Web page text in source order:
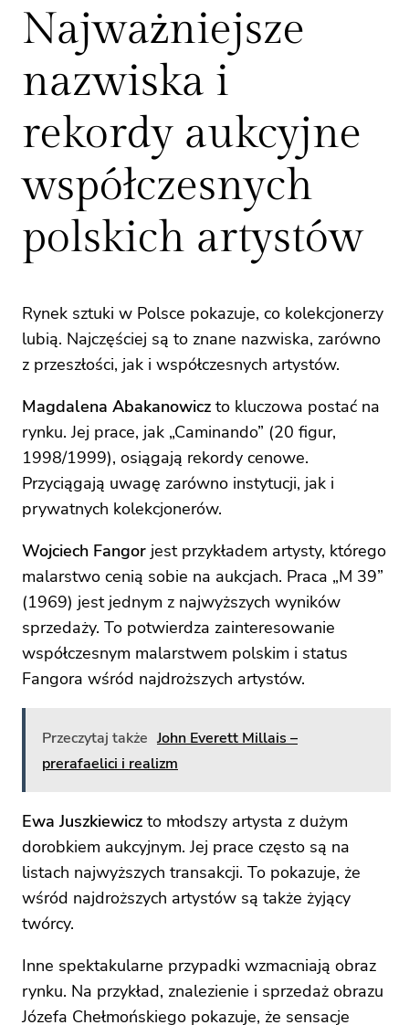
Najważniejsze
nazwiska i
rekordy aukcyjne
współczesnych
polskich artystów
Rynek sztuki w Polsce pokazuje, co kolekcjonerzy
lubią. Najczęściej są to znane nazwiska, zarówno
z przeszłości, jak i współczesnych artystów.
Magdalena Abakanowicz to kluczowa postać na
rynku. Jej prace, jak „Caminando” (20 figur,
1998/1999), osiągają rekordy cenowe.
Przyciągają uwagę zarówno instytucji, jak i
prywatnych kolekcjonerów.
Wojciech Fangor jest przykładem artysty, którego
malarstwo cenią sobie na aukcjach. Praca „M 39”
(1969) jest jednym z najwyższych wyników
sprzedaży. To potwierdza zainteresowanie
współczesnym malarstwem polskim i status
Fangora wśród najdroższych artystów.
Przeczytaj także John Everett Millais –
prerafaelici i realizm
Ewa Juszkiewicz to młodszy artysta z dużym
dorobkiem aukcyjnym. Jej prace często są na
listach najwyższych transakcji. To pokazuje, że
wśród najdroższych artystów są także żyjący
twórcy.
Inne spektakularne przypadki wzmacniają obraz
rynku. Na przykład, znalezienie i sprzedaż obrazu
Józefa Chełmońskiego pokazuje, że sensacje